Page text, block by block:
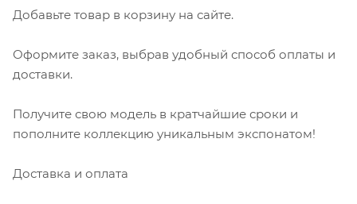
Добавьте товар в корзину на сайте.
Оформите заказ, выбрав удобный способ оплаты и
доставки.
Получите свою модель в кратчайшие сроки и
пополните коллекцию уникальным экспонатом!
Доставка и оплата